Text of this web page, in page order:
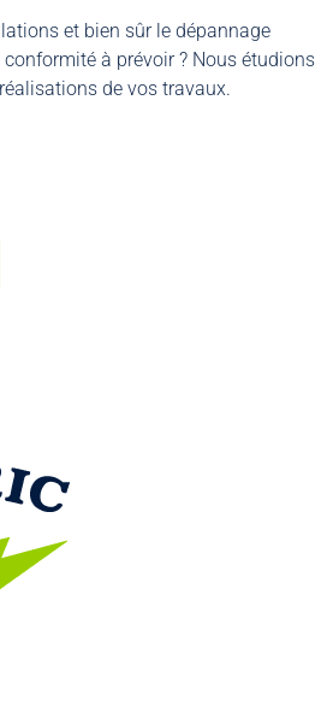
et bien sûr le dépannage
à prévoir ? Nous étudions
de vos travaux.